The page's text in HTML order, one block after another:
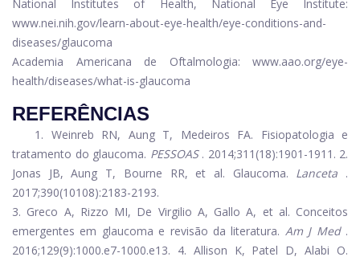
National Institutes of Health, National Eye Institute:
www.nei.nih.gov/learn-about-eye-health/eye-conditions-and-
diseases/glaucoma
Academia Americana de Oftalmologia: www.aao.org/eye-
health/diseases/what-is-glaucoma
REFERÊNCIAS
1. Weinreb RN, Aung T, Medeiros FA. Fisiopatologia e
tratamento do glaucoma. PESSOAS. 2014;311(18):1901-1911. 2.
Jonas JB, Aung T, Bourne RR, et al. Glaucoma. Lanceta .
2017;390(10108):2183-2193.
3. Greco A, Rizzo MI, De Virgilio A, Gallo A, et al. Conceitos
emergentes em glaucoma e revisão da literatura. Am J Med.
2016;129(9):1000.e7-1000.e13. 4. Allison K, Patel D, Alabi O.